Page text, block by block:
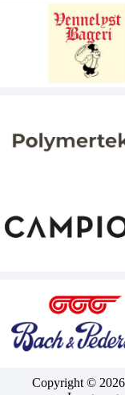
Copyright ©